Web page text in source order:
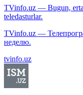
TVinfo.uz — Bugun,
teledasturlar.
TVinfo.uz —
неделю.
tvinfo.uz